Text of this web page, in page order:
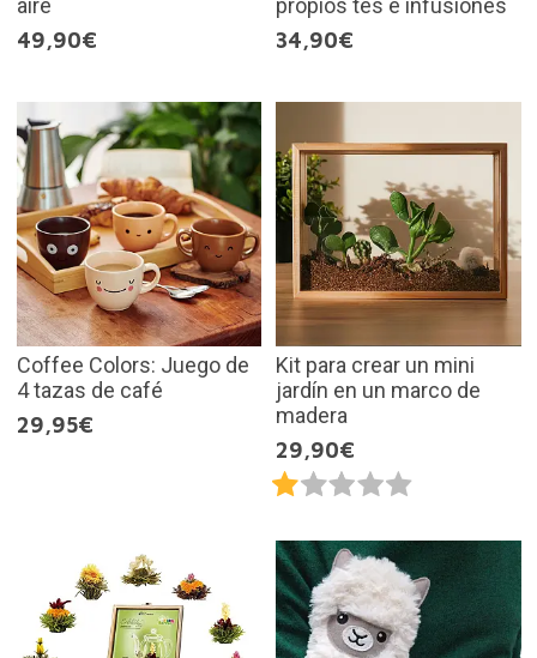
49,90€
34,90€
Coffee Colors: Juego de
4 tazas de café
29,95€
Kit para crear un mini
jardín en un marco de
madera
29,90€